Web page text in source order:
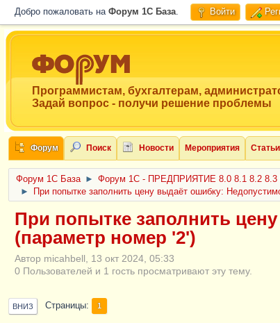
Добро пожаловать на Форум 1C База. Войти
Программистам, бухгалтерам,
Задай вопрос - получи решение проблемы
Форум Поиск Новости Мероприятия Статьи
Форум 1C База ► Форум 1С - ПРЕДПРИЯТИЕ 8.0 8.1 8.2 8.3
►
При попытке заполнить цену выдаёт ошибку:
При попытке заполнить
(параметр номер '2')
Автор micahbell, 13 окт 2024, 05:33
0 Пользователей и 1 гость просматривают эту тему.
ВНИЗ Страницы 1